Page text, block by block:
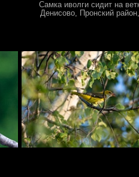
Самка иволги сидит на
Денисово, Пронский